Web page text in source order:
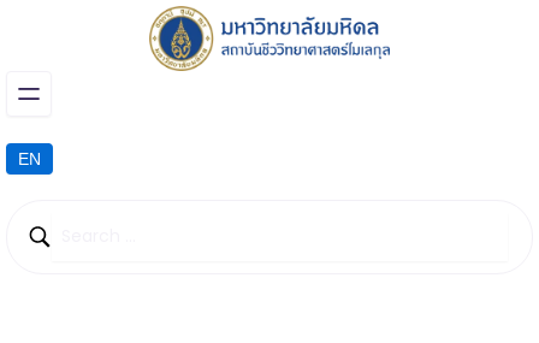
EN